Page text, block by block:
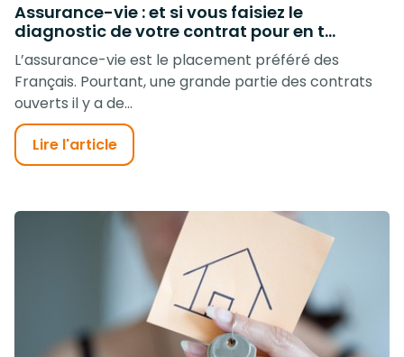
Assurance-vie : et si vous faisiez le
diagnostic de votre contrat pour en t...
L’assurance-vie est le placement préféré des
Français. Pourtant, une grande partie des contrats
ouverts il y a de...
Lire l'article